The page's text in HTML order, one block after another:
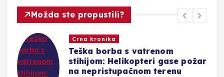
Možda ste propustili?
Crna kronika
Teška borba s vatrenom
stihijom: Helikopteri gase požar
na nepristupačnom terenu